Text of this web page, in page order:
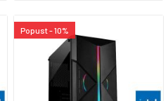
Popust - 10%